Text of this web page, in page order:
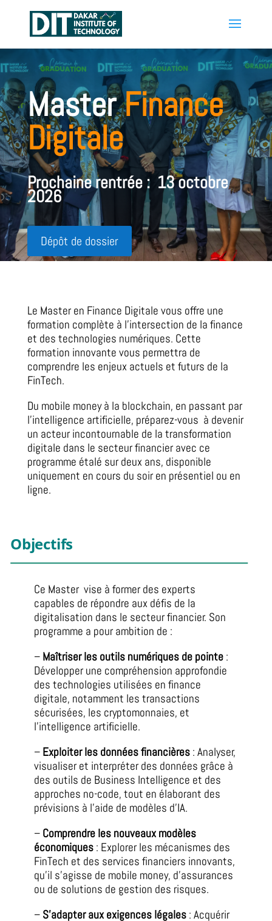
MasterFinance
Digitale
Prochaine rentrée : 13 octobre
2026
Dépôt de dossier
Le Master en Finance Digitale vous offre une
formation complète à l’intersection de la finance
et des technologies numériques. Cette
formation innovante vous permettra de
comprendre les enjeux actuels et futurs de la
FinTech.
Du mobile money à la blockchain, en passant par
l’intelligence artificielle, préparez-vous à devenir
un acteur incontournable de la transformation
digitale dans le secteur financier avec ce
programme étalé sur deux ans, disponible
uniquement en cours du soir en présentiel ou en
ligne.
Objectifs
Ce Master vise à former des experts
capables de répondre aux défis de la
digitalisation dans le secteur financier. Son
programme a pour ambition de :
– Maîtriser les outils numériques de pointe:
Développer une compréhension approfondie
des technologies utilisées en finance
digitale, notamment les transactions
sécurisées, les cryptomonnaies, et
l’intelligence artificielle.
– Exploiter les données financières: Analyser,
visualiser et interpréter des données grâce à
des outils de Business Intelligence et des
approches no-code, tout en élaborant des
prévisions à l’aide de modèles d’IA.
– Comprendre les nouveaux modèles
économiques: Explorer les mécanismes des
FinTech et des services financiers innovants,
qu’il s’agisse de mobile money, d’assurances
ou de solutions de gestion des risques.
– S’adapter aux exigences légales: Acquérir